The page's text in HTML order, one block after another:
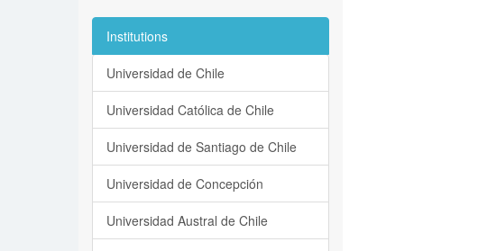
Institutions
Universidad de Chile
Universidad Católica de Chile
Universidad de Santiago de Chile
Universidad de Concepción
Universidad Austral de Chile